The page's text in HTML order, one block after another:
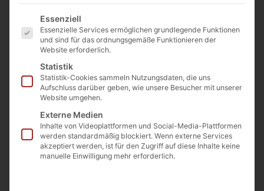
50
Breite
Höhe
ca.
Es folgt eine Liste der Service-Gruppen, für die eine
Essenziell
Essenzielle Services ermöglichen grundlegende Funktionen
und sind für das ordnungsgemäße Funktionieren der
Website erforderlich.
Statistik
Statistik-Cookies sammeln Nutzungsdaten, die uns
Aufschluss darüber geben, wie unsere Besucher mit unserer
Website umgehen.
Externe Medien
Inhalte von Videoplattformen und Social-Media-Plattformen
werden standardmäßig blockiert. Wenn externe Services
akzeptiert werden, ist für den Zugriff auf diese Inhalte keine
manuelle Einwilligung mehr erforderlich.